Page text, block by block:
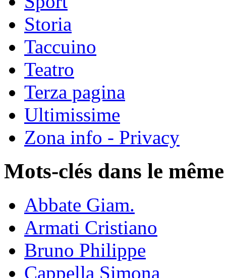
Storia
Taccuino
Teatro
Terza pagina
Ultimissime
Zona info - Privacy
Mots-clés dans le
Abbate Giam.
Armati Cristiano
Bruno Philippe
Cappella Simona